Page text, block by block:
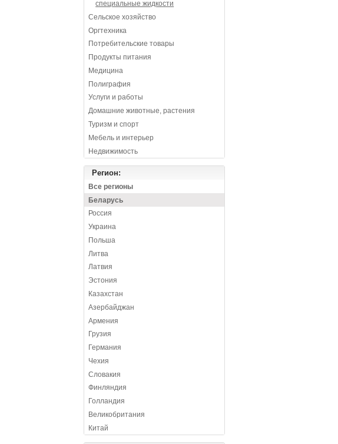
специальные жидкости
Сельское хозяйство
Оргтехника
Потребительские товары
Продукты питания
Медицина
Полиграфия
Услуги и работы
Домашние животные, растения
Туризм и спорт
Мебель и интерьер
Недвижимость
Регион:
Все регионы
Беларусь
Россия
Украина
Польша
Литва
Латвия
Эстония
Казахстан
Азербайджан
Армения
Грузия
Германия
Чехия
Словакия
Финляндия
Голландия
Великобритания
Китай